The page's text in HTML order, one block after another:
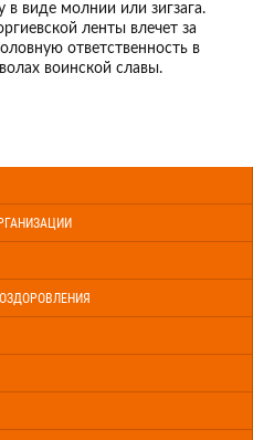
в виде молнии или зигзага.
ленты влечет за
ответственность в
воинской славы.